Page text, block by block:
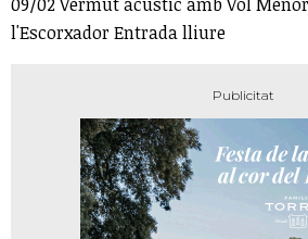
09/02 Vermut acústic amb Vol Menor
l'Escorxador Entrada lliure